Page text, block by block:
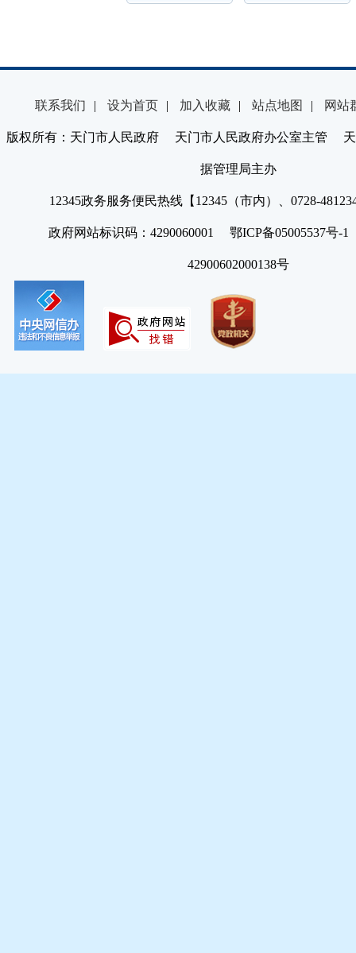
联系我们 | 设为首页 | 加入收藏 | 站点地图 | 网站
版权所有：天门市人民政府 天门市人民政府办公室主管 天
据管理局主办
12345政务服务便民热线【12345（市内）、0728-
政府网站标识码：4290060001 鄂ICP备05005537号
42900602000138号